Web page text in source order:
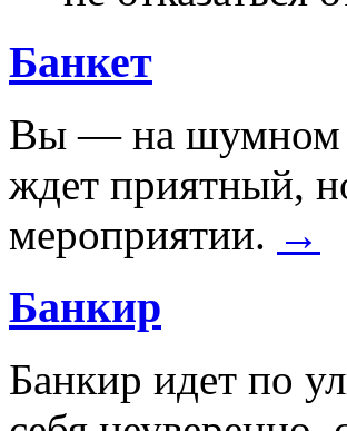
Банкет
Вы — на шумном
ждет приятный,
мероприятии. →
Банкир
Банкир идет по